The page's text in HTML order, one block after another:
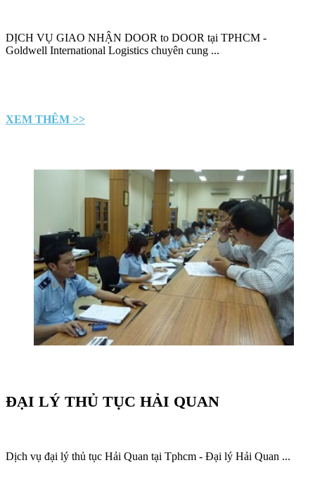
DỊCH VỤ GIAO NHẬN DOOR to DOOR tại TPHCM -
Goldwell International Logistics chuyên cung ...
XEM THÊM >>
ĐẠI LÝ THỦ TỤC HẢI QUAN
Dịch vụ đại lý thủ tục Hải Quan tại Tphcm - Đại lý Hải Quan ...